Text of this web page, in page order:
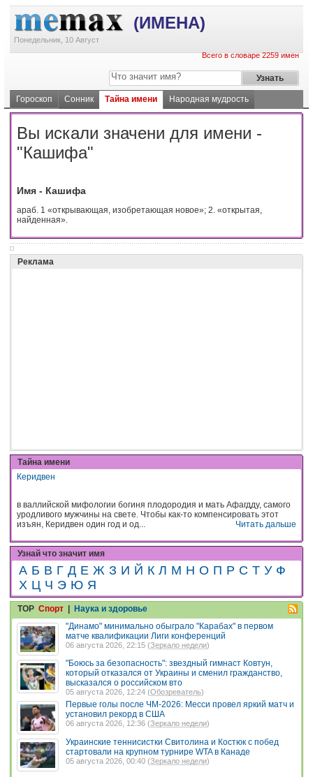
(ИМЕНА)
Понедельник, 10 Август
Всего в словаре 2259 имен
Гороскоп Сонник Тайна имени Народная мудрость
Вы искали значени для имени -
"Кашифа"
Имя - Кашифа
араб. 1 «открывающая, изобретающая новое»; 2. «открытая,
найденная».
Реклама
Тайна имени
Керидвен
в валлийской мифологии богиня плодородия и мать Афагдду, самого
уродливого мужчины на свете. Чтобы как-то компенсировать этот
изъян, Керидвен один год и од...
Читать дальше
Узнай что значит имя
А Б В Г Д Е Ж З И Й К Л М Н О П Р С Т У Ф
Х Ц Ч Э Ю Я
TOP Спорт | Наука и здоровье
"Динамо" минимально обыграло "Карабах" в первом
матче квалификации Лиги конференций
06 августа 2026, 22:15 (Зеркало недели)
"Боюсь за безопасность": звездный гимнаст Ковтун,
который отказался от Украины и сменил гражданство,
высказался о российском вто
05 августа 2026, 12:24 (Обозреватель)
Первые голы после ЧМ-2026: Месси провел яркий матч и
установил рекорд в США
06 августа 2026, 12:36 (Зеркало недели)
Украинские теннисистки Свитолина и Костюк с побед
стартовали на крупном турнире WTA в Канаде
05 августа 2026, 00:40 (Зеркало недели)